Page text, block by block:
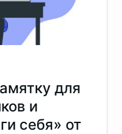
для
и
себя» от